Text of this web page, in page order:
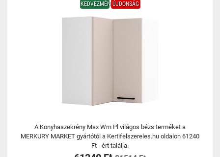
KEDVEZMÉNYÚJDONSÁG
A Konyhaszekrény Max Wrn Pl világos bézs terméket a
MERKURY MARKET gyártótól a Kertifelszereles.hu oldalon 61240
Ft - ért találja.